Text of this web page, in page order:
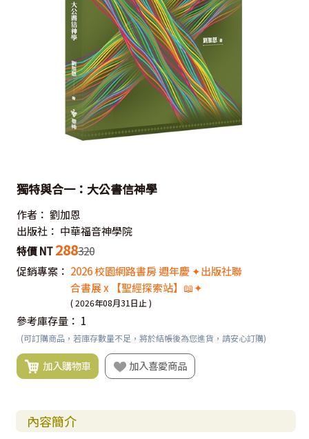
獨特與合一：大公書信神學
作者： 劉加恩
出版社： 中華福音神學院
特價 NT 288320
促銷專案： 2026 校園網路書房 週年慶 ✦出版社聯
合書展 x 【聖經探索站】📖✦
( 2026年08月31日止 )
參考庫存量： 1
(可訂購商品，若庫存數量不足，將於結帳後為您進貨，請安心訂購)
加入購物車 加入喜愛商品
內容簡介